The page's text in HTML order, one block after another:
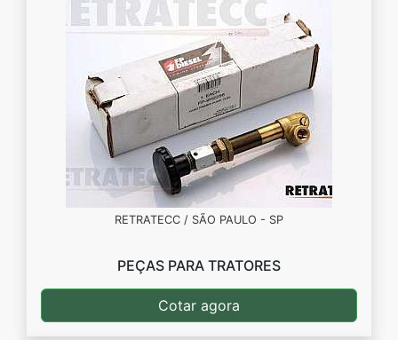
RETRATECC / SÃO PAULO - SP
PEÇAS PARA TRATORES
Cotar agora